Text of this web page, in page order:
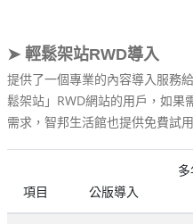
➤ 輕鬆架站RWD導入
提供了一個專業的內容導入服務
鬆架站」RWD網站的用戶，如果
需求，智邦生活館也提供免費試
項目 公版導入